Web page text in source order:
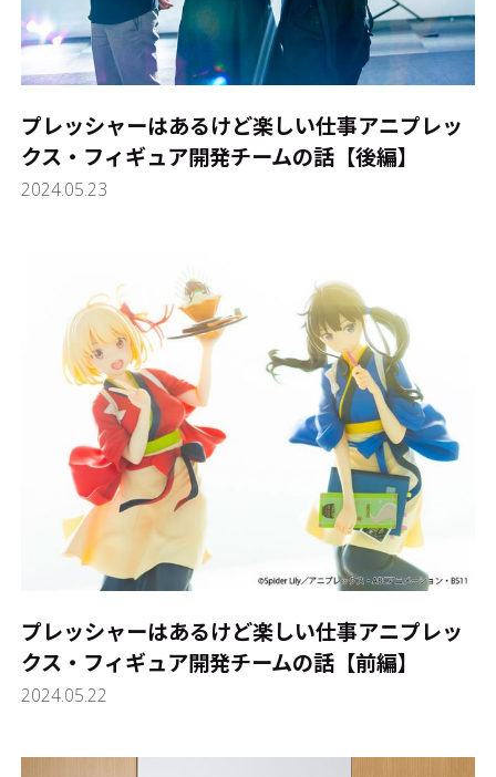
プレッシャーはあるけど楽しい仕事――アニプレッ
クス・フィギュア開発チームの話【後編】
2024.05.23
プレッシャーはあるけど楽しい仕事――アニプレッ
クス・フィギュア開発チームの話【前編】
2024.05.22